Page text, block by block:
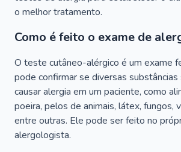
o melhor tratamento.
Como é feito o exame de
O teste cutâneo-alérgico é um exame
pode confirmar se diversas substâncias
causar alergia em um paciente, como
poeira, pelos de animais, látex, fungos,
entre outras. Ele pode ser feito no
alergologista.